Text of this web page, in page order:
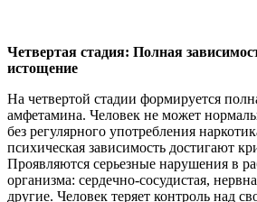
Четвертая стадия: Полная
истощение
На четвертой стадии формируется
амфетамина. Человек не может
без регулярного употребления
психическая зависимость достигают
Проявляются серьезные нарушения в
организма: сердечно-сосудистая,
другие. Человек теряет контроль над